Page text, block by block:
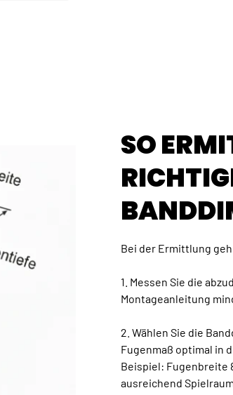
SO
Bei der Ermittlung
1. Messen Sie die
Montageanleitung
2. Wählen Sie die
Fugenmaß optimal in
Beispiel: Fugenbreite
ausreichend